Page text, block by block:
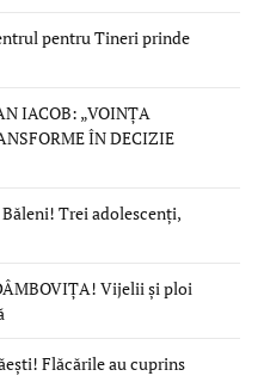
pentru Tineri prinde
IACOB: „VOINȚA
ÎN DECIZIE
Trei adolescenți,
Vijelii și ploi
Flăcările au cuprins